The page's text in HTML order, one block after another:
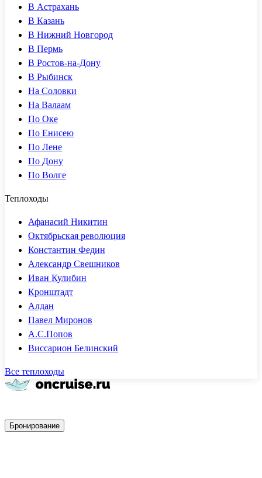
В Астрахань
В Казань
В Нижний Новгород
В Пермь
В Ростов-на-Дону
В Рыбинск
На Соловки
На Валаам
По Оке
По Енисею
По Лене
По Дону
По Волге
Теплоходы
Афанасий Никитин
Октябрьская революция
Константин Федин
Александр Свешников
Иван Кулибин
Кронштадт
Алдан
Павел Миронов
А.С.Попов
Виссарион Белинский
Все теплоходы
Бронирование